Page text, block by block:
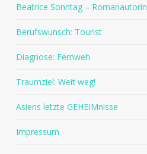
Beatrice Sonntag – Romanautorin
Berufswunsch: Tourist
Diagnose: Fernweh
Traumziel: Weit weg!
Asiens letzte GEHEIMnisse
Impressum